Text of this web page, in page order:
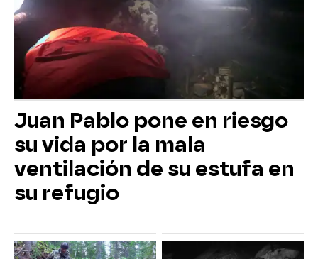
Juan Pablo pone en riesgo
su vida por la mala
ventilación de su estufa en
su refugio